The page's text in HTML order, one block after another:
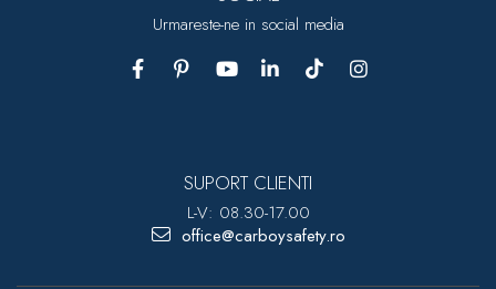
Urmareste-ne in social media
SUPORT CLIENTI
L-V: 08.30-17.00
office@carboysafety.ro